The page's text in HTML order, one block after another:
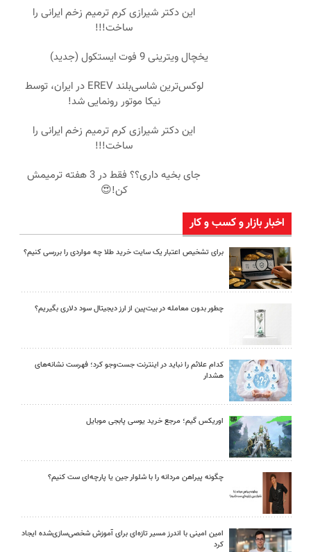
این دکتر شیرازی کرم ترمیم زخم ایرانی را
ساخت!!!
یخچال ویترینی 9 فوت ایستکول (جدید)
لوکس‌ترین شاسی‌بلند EREV در ایران، توسط
نیکا موتور رونمایی شد!
این دکتر شیرازی کرم ترمیم زخم ایرانی را
ساخت!!!
جای بخیه داری؟؟ فقط در 3 هفته ترمیمش
کن!😍
اخبار بازار و کسب و کار
برای تشخیص اعتبار یک سایت خرید طلا چه مواردی را بررسی کنیم؟
چطور بدون معامله در بیت‌پین از ارز دیجیتال سود دلاری بگیریم؟
کدام علائم را نباید در اینترنت جست‌وجو کرد؛ فهرست نشانه‌های
هشدار
اوریکس گیم؛ مرجع خرید یوسی پابجی موبایل
چگونه پیراهن مردانه را با شلوار جین یا پارچه‌ای ست کنیم؟
امین امینی با اندرز مسیر تازه‌ای برای آموزش شخصی‌سازی‌شده ایجاد
کرد